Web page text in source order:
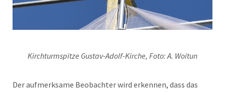
Kirchturmspitze Gustav-Adolf-Kirche, Foto: A. Woitun
Der aufmerksame Beobachter wird erkennen, dass das